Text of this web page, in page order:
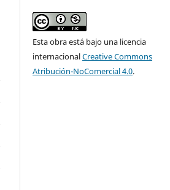
Esta obra está bajo una licencia
internacionalCreative Commons
Atribución-NoComercial 4.0.